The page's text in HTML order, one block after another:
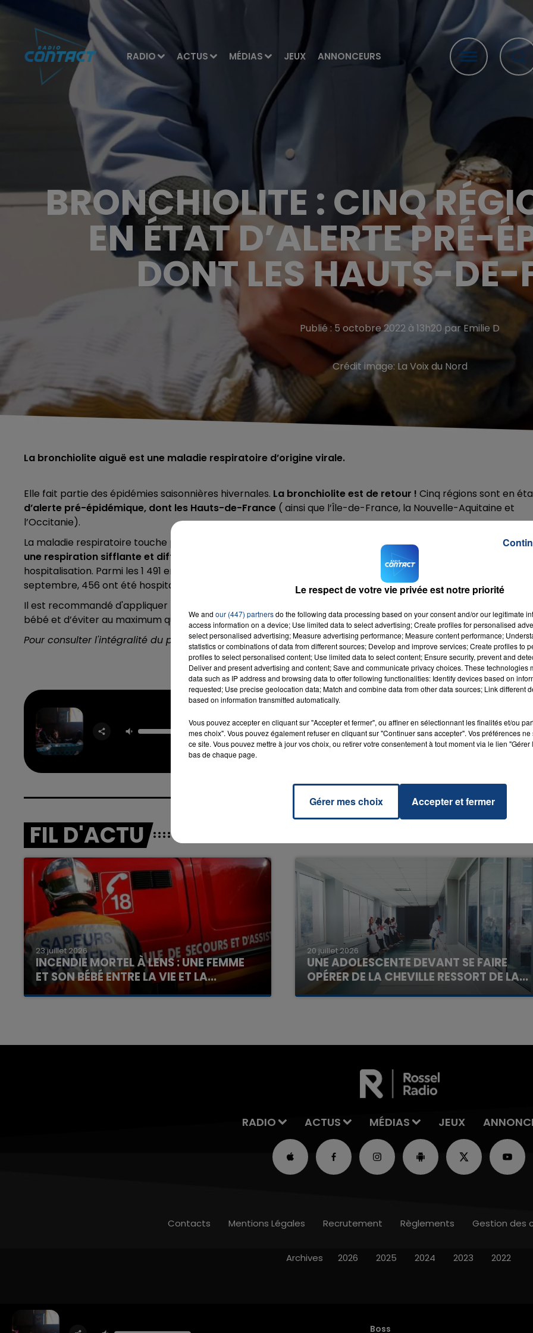
RADIO ACTUS MÉDIAS JEUX ANNONCEURS
BRONCHIOLITE : CINQ
EN ÉTAT D’ALERTE PRÉ-
DONT LES HAUTS-DE-
Publié : 5 octobre 2022 à 13h20 par Emilie D
Crédit image: La Voix du Nord
La bronchiolite aiguë est une maladie respiratoire d’origine virale.
Elle fait partie des épidémies saisonnières hivernales. La bronchiolite est de retour ! Cinq régions sont en
d’alerte pré-épidémique, dont les Hauts-de-France ( ainsi que l’Île-de-France, la Nouvelle-Aquitaine et
l’Occitanie).
La maladie respiratoire touche principalement
les enfants de moins de deux ans.Elle provoque
une toux et
une respiration sifflante et difficile.
Elle peut dans certains cas nécessiter un passage aux urgences, voire
hospitalisation. Parmi les 1 491 enfants de moins de 2 ans vus aux urgences pour bronchiolite la semaine du 26
septembre, 456 ont été hospitalisés.
Il est recommandé d'appliquer l'ensemble des gestes barrières, de surveiller régulièrement la température de
bébé et d’éviter au maximum que d'autres adultes lui touchent les mains ou le visage.
Pour consulter l'intégralité du point hebdomadaire de Santé Publique France sur la bronchiolite,cliquez ici.
Boss
ORELSAN
RADIO CONTACT
FIL D'ACTU
23 juillet 2026
INCENDIE MORTEL À LENS : UNE FEMME
ET SON BÉBÉ ENTRE LA VIE ET LA...
Un homme s'est immolé par le feu après avoir
20 juillet 2026
UNE ADOLESCENTE DEVANT SE FAIRE
OPÉRER DE LA CHEVILLE RESSORT DE LA...
La famille a porté plainte contre la clinique qui a
7h00 - 11h00
La Team de l'été
RADIO ACTUS MÉDIAS JEUX
Boss
Contacts Mentions Légales Recrutement Règlements Gestion des
Archives 2026 2025 2024 2023 2022
Le respect de votre vie privée est notre priorité
We and our (447) partnersdo the following data processing based on your consent and/or our legitimate
access information on a device; Use limited data to select advertising; Create profiles for personalised
select personalised advertising; Measure advertising performance; Measure content performance;
statistics or combinations of data from different sources; Develop and improve services; Create profiles to
profiles to select personalised content; Use limited data to select content; Ensure security, prevent and
Deliver and present advertising and content; Save and communicate privacy choices. These technologies
data such as IP address and browsing data to offer following functionalities: Identify devices based on
requested; Use precise geolocation data; Match and combine data from other data sources; Link different
based on information transmitted automatically.
Vous pouvez accepter en cliquant sur "Accepter et fermer", ou affiner en sélectionnant les finalités et/ou
mes choix". Vous pouvez également refuser en cliquant sur "Continuer sans accepter". Vos préférences
ce site. Vous pouvez mettre à jour vos choix, ou retirer votre consentement à tout moment via le lien
bas de chaque page.
Gérer mes choix Accepter et fermer